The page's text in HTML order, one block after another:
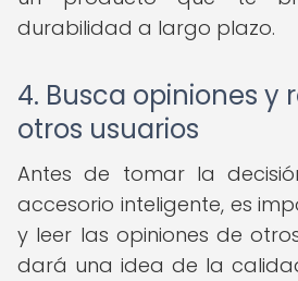
durabilidad a largo plazo.
4. Busca opiniones y
otros usuarios
Antes de tomar la
accesorio inteligente, es
y leer las opiniones de
dará una idea de la